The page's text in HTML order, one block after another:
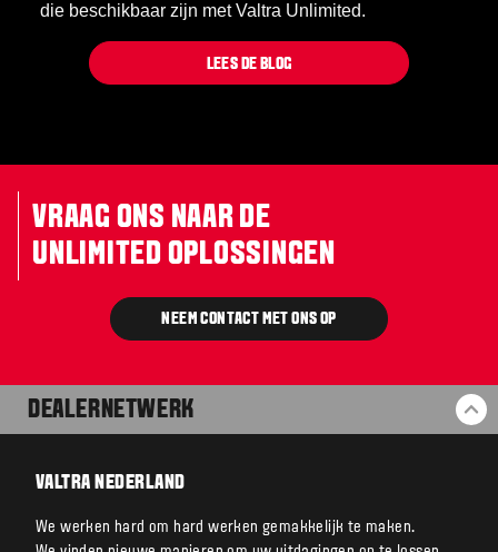
die beschikbaar zijn met Valtra Unlimited.
LEES DE BLOG
VRAAG ONS NAAR DE
UNLIMITED OPLOSSINGEN
NEEM CONTACT MET ONS OP
DEALERNETWERK
VALTRA NEDERLAND
We werken hard om hard werken gemakkelijk te maken.